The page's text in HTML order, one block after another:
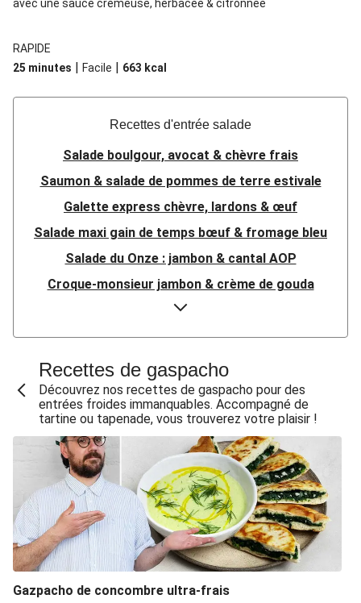
avec une sauce crémeuse, herbacée & citronnée
RAPIDE
25 minutes | Facile | 663 kcal
Recettes d'entrée salade
Salade boulgour, avocat & chèvre frais
Saumon & salade de pommes de terre estivale
Galette express chèvre, lardons & œuf
Salade maxi gain de temps bœuf & fromage bleu
Salade du Onze : jambon & cantal AOP
Croque-monsieur jambon & crème de gouda
La Végé : Salade d'émincés veggie façon poulet
Salade « minute » lentilles, burrata & coppa
Salade top chrono : bœuf & crudités à la thaï
Salade de lentilles & sauce yaourt au chèvre
Gratin d'aubergine & porc haché à la grecque
Salade minute : poulet, lardons & radis
Salade Medina éclair de dinde & semoule
Galette bretonne complète jambon-gouda
Filet mignon, lentilles & lardons de Mamie Jo
Salade futée de Zhen : patate douce & avocat
Cuisse de poulet BBQ & salade panzanella
La Végé : Flammekueche oignons & lardons veggie
Recettes de gaspacho
Découvrez nos recettes de gaspacho pour des
entrées froides immanquables. Accompagné de
tartine ou tapenade, vous trouverez votre plaisir !
Gazpacho de concombre ultra-frais